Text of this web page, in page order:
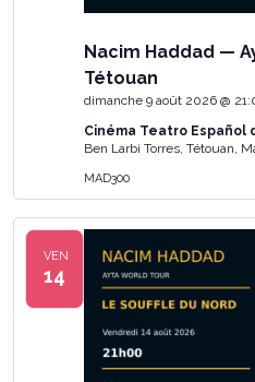
Nacim Haddad —
Tétouan
dimanche 9 août 2026 @
Cinéma Teatro Español
Ben Larbi Torres, Tétouan,
MAD300
VEN
14